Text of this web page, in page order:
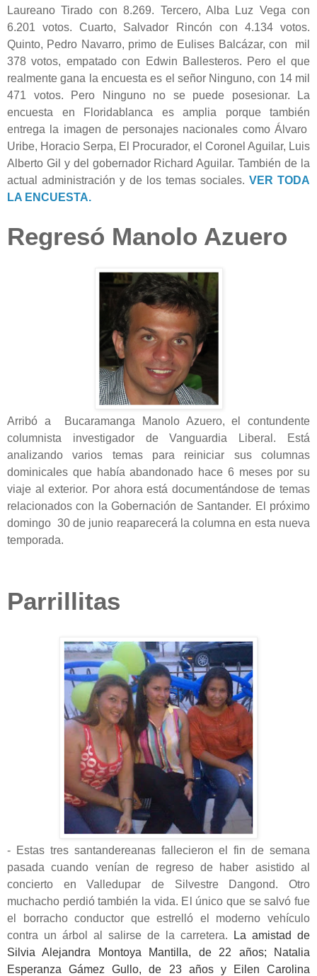
Laureano Tirado con 8.269. Tercero, Alba Luz Vega con
6.201 votos. Cuarto, Salvador Rincón con 4.134 votos.
Quinto, Pedro Navarro, primo de Eulises Balcázar, con mil
378 votos, empatado con Edwin Ballesteros. Pero el que
realmente gana la encuesta es el señor Ninguno, con 14 mil
471 votos. Pero Ninguno no se puede posesionar. La
encuesta en Floridablanca es amplia porque también
entrega la imagen de personajes nacionales como Álvaro
Uribe, Horacio Serpa, El Procurador, el Coronel Aguilar, Luis
Alberto Gil y del gobernador Richard Aguilar. También de la
actual administración y de los temas sociales. VER TODA
LA ENCUESTA.
Regresó Manolo Azuero
Arribó a Bucaramanga Manolo Azuero, el contundente
columnista investigador de Vanguardia Liberal. Está
analizando varios temas para reiniciar sus columnas
dominicales que había abandonado hace 6 meses por su
viaje al exterior. Por ahora está documentándose de temas
relacionados con la Gobernación de Santander. El próximo
domingo 30 de junio reaparecerá la columna en esta nueva
temporada.
Parrillitas
- Estas tres santandereanas fallecieron el fin de semana
pasada cuando venían de regreso de haber asistido al
concierto en Valledupar de Silvestre Dangond. Otro
muchacho perdió también la vida. El único que se salvó fue
el borracho conductor que estrelló el moderno vehículo
contra un árbol al salirse de la carretera.
La amistad de
Silvia Alejandra Montoya Mantilla, de 22 años; Natalia
Esperanza Gámez Gullo, de 23 años y Eilen Carolina